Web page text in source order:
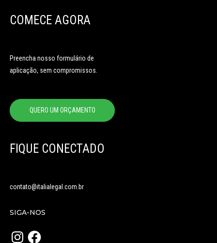
COMECE AGORA
Preencha nosso formulário de
aplicação, sem compromissos.
QUERO UM ORÇAMENTO
FIQUE CONECTADO
contato@italialegal.com.br
SIGA-NOS
InstagramFacebook